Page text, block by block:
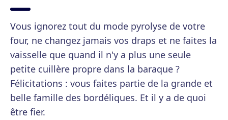
Vous ignorez tout du mode pyrolyse de votre
four, ne changez jamais vos draps et ne faites la
vaisselle que quand il n'y a plus une seule
petite cuillère propre dans la baraque ?
Félicitations : vous faites partie de la grande et
belle famille des bordéliques. Et il y a de quoi
être fier.